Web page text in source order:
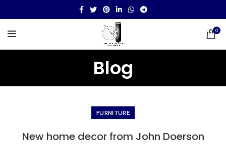
0
Blog
FURNITURE
New home decor from John Doerson